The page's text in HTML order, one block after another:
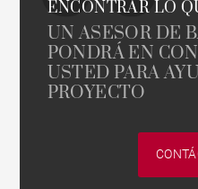
ENCONTRAR LO
UN ASESOR DE
PONDRÁ EN
USTED PARA
PROYECTO